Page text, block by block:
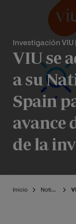
Investigación VIU
VIU se
a su
Spain
avance
de la
Inicio Noticias